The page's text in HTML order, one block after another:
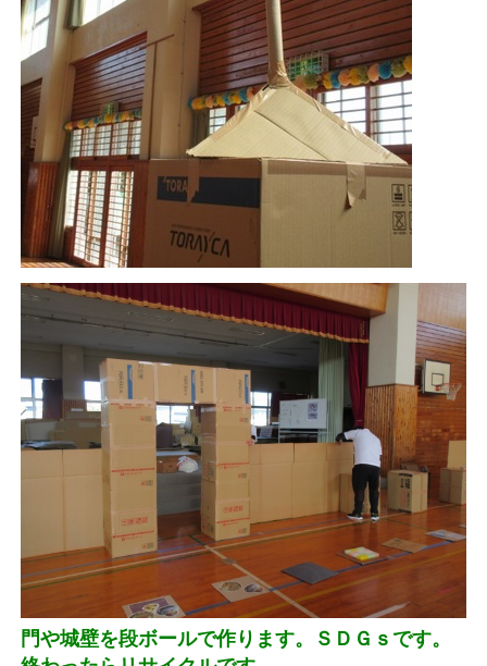
門や城壁を段ボールで作ります。ＳＤＧｓです。